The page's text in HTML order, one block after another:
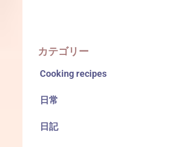
カテゴリー
Cooking recipes
日常
日記